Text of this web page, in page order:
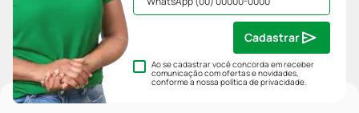
Ao se cadastrar você concorda em receber
comunicação com ofertas e novidades,
conforme a nossapolítica de privacidade.
Cadastrar